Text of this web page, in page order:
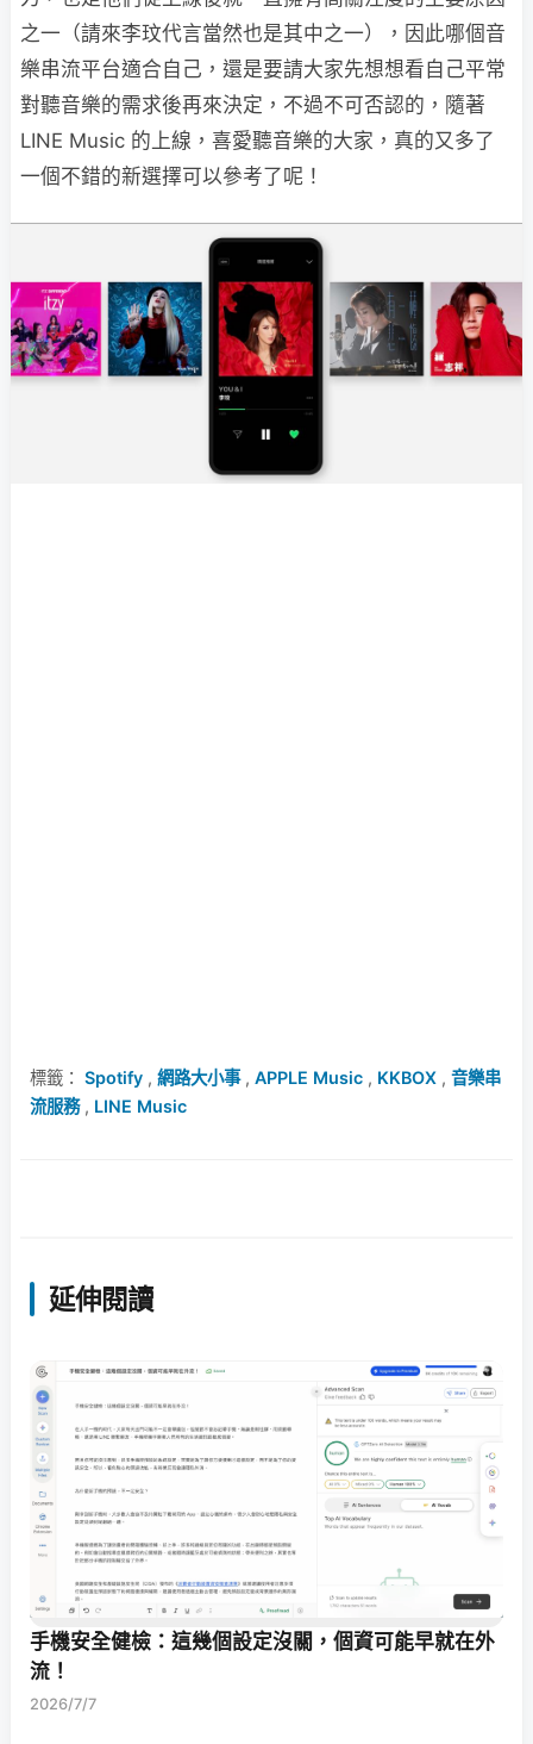
之一（請來李玟代言當然也是其中之一），因此哪個音
樂串流平台適合自己，還是要請大家先想想看自己平常
對聽音樂的需求後再來決定，不過不可否認的，隨著
LINE Music 的上線，喜愛聽音樂的大家，真的又多了
一個不錯的新選擇可以參考了呢！
標籤： Spotify , 網路大小事, APPLE Music , KKBOX , 音樂串
流服務, LINE Music
延伸閱讀
手機安全健檢：這幾個設定沒關，個資可能早就在外
流！
2026/7/7